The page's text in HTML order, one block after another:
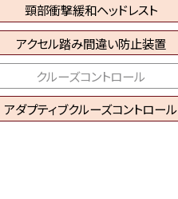
頸部衝撃緩和ヘッドレスト
アクセル踏み間違い防止装置
クルーズコントロール
アダプティブクルーズコントロール